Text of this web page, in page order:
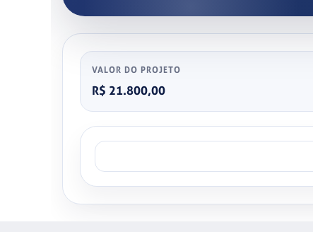
VALOR DO PROJETO
R$ 21.800,00